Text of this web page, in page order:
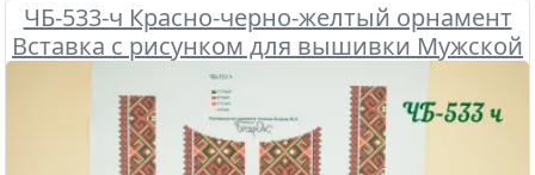
ЧБ-533-ч Красно-черно-желтый орнамент
Вставка с рисунком для вышивки Мужской
сорочки , Бісерок